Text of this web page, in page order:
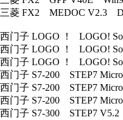
三菱 FX2 MEDOC V2.3
西门子 LOGO ！ LOGO!
西门子 LOGO ！ LOGO!
西门子 LOGO ！ LOGO!
西门子 S7-200 STEP7
西门子 S7-200 STEP7
西门子 S7-200 STEP7
西门子 S7-300 STEP7